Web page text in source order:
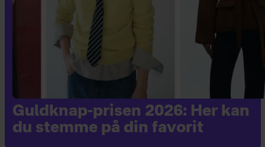
Guldknap-prisen 2026: Her kan
du stemme på din favorit